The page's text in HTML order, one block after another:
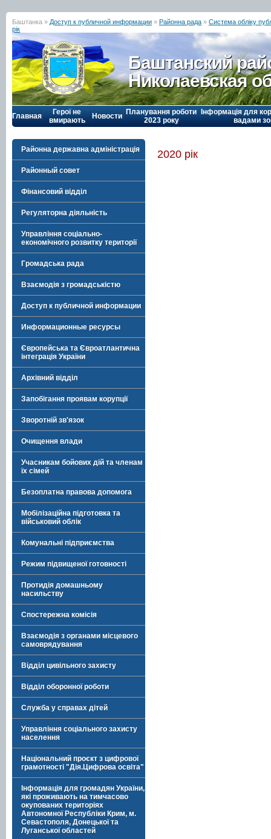
Баштанка » Доступ к публичной информации » Районна рада » Система обліку
рік
Баштанский
Николаевская
Главная
Герої не
вмирають
Новости Планування роботи
2023 року
Інформація для
вадами
Районна державна адміністрація
Районный совет
Фінансовий відділ
Регуляторна діяльність
Управління соціально-
економічного розвитку території
Громадська рада
Взаємодія з громадськістю
Доступ к публичной информации
Информационные ресурсы
Європейська та Євроатлантична
інтеграція України
Архівний відділ
Запобігання проявам корупції
Зворотній зв'язок
Очищення влади
Учасникам бойових дій та членам
їх сімей
Безоплатна правова допомога
Мобілізаційна підготовка та
військовий облік
Комунальні підприємства
Режим підвищеної готовності
Протидія домашньому
насильству
Спостережна комісія
Взаємодія з органами місцевого
самоврядування
Відділ цивільного захисту
Відділ оборонної роботи
Служба у справах дітей
Управління соціального захисту
населення
Національний проєкт з цифрової
грамотності "Дія.Цифрова освіта"
Інформація для громадян України,
які проживають на тимчасово
окупованих територіях
Автономної Республіки Крим, м.
Севастополя, Донецької та
Луганської областей
2020 рік